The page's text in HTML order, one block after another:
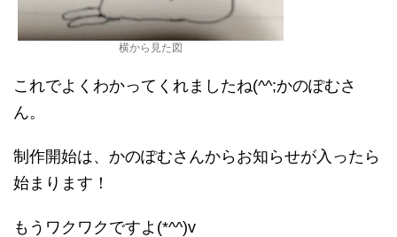
横から見た図
これでよくわかってくれましたね(^^;かのぽむさ
ん。
制作開始は、かのぽむさんからお知らせが入ったら
始まります！
もうワクワクですよ(*^^)v